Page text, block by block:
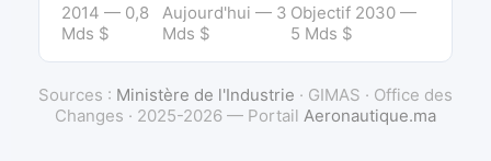
2014 — 0,8
Mds $
Aujourd'hui — 3
Mds $
Objectif 2030 —
5 Mds $
Sources : Ministère de l'Industrie · GIMAS · Office des
Changes · 2025-2026 — Portail Aeronautique.ma